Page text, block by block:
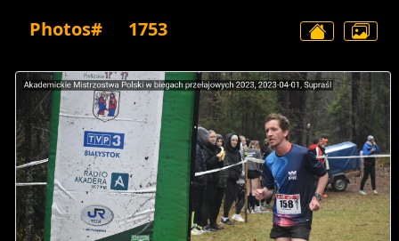
Photos# 1753